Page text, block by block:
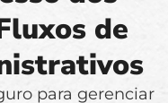
de
para gerenciar